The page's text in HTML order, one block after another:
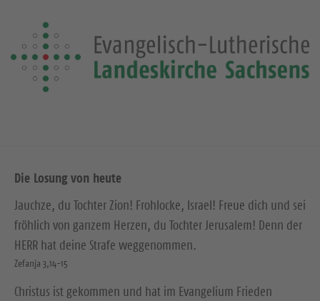
Die Losung von heute
Jauchze, du Tochter Zion! Frohlocke, Israel! Freue dich und sei
fröhlich von ganzem Herzen, du Tochter Jerusalem! Denn der
HERR hat deine Strafe weggenommen.
Zefanja 3,14-15
Christus ist gekommen und hat im Evangelium Frieden